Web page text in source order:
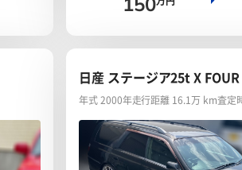
年式 2000年走行距離 16.1万 km査定